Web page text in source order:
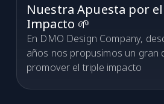
Nuestra Apuesta por
Impacto 🌱
En DMO Design Company,
años nos propusimos un gran
promover el triple impacto